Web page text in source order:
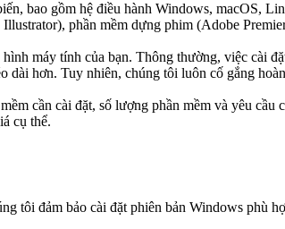
bao gồm hệ điều hành Windows, macOS,
phần mềm dựng phim (Adobe
máy tính của bạn. Thông thường, việc cài
hơn. Tuy nhiên, chúng tôi luôn cố gắng
cần cài đặt, số lượng phần mềm và yêu cầu
cụ thể.
tôi đảm bảo cài đặt phiên bản Windows phù